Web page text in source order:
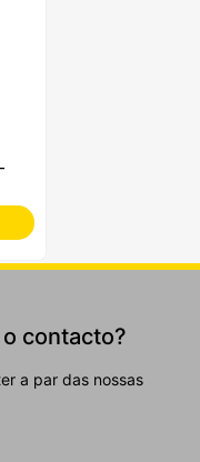
contacto?
a par das nossas